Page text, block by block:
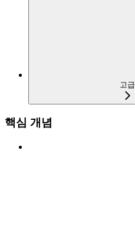
고급
핵심 개념